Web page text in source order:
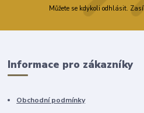
Můžete se kdykoli odhlásit.
Informace pro zákazníky
Obchodní podmínky